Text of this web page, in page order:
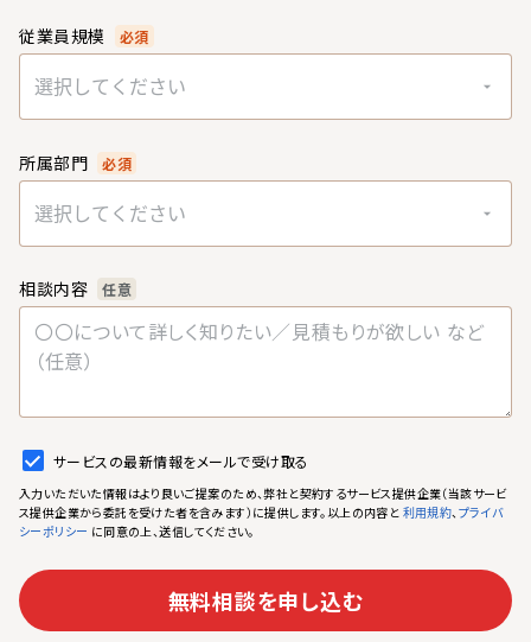
従業員規模 必須
選択してください
所属部門 必須
選択してください
相談内容 任意
サービスの最新情報をメールで受け取る
入力いただいた情報はより良いご提案のため、弊社と契約するサービス提供企業（当該サービ
ス提供企業から委託を受けた者を含みます）に提供します。以上の内容と 利用規約、プライバ
シーポリシー に同意の上、送信してください。
無料相談を申し込む